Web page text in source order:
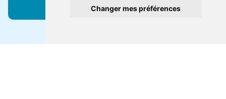
Changer mes préférences
S'abonner